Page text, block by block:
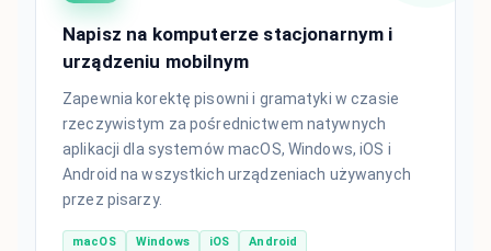
Napisz na komputerze stacjonarnym i
urządzeniu mobilnym
Zapewnia korektę pisowni i gramatyki w czasie
rzeczywistym za pośrednictwem natywnych
aplikacji dla systemów macOS, Windows, iOS i
Android na wszystkich urządzeniach używanych
przez pisarzy.
macOS Windows iOS Android